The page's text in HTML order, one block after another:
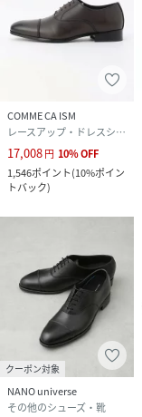
COMME CA ISM
レースアップ・ドレスシューズ
17,008円 10%OFF
1,546ポイント(10%ポイン
トバック)
クーポン対象
NANO universe
その他のシューズ・靴